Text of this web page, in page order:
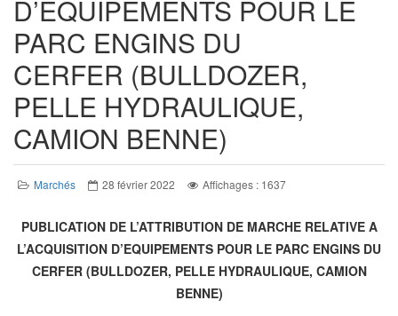
D’EQUIPEMENTS POUR LE
PARC ENGINS DU
CERFER (BULLDOZER,
PELLE HYDRAULIQUE,
CAMION BENNE)
Marchés 28 février 2022 Affichages : 1637
PUBLICATION DE L’ATTRIBUTION DE MARCHE RELATIVE A
L’ACQUISITION D’EQUIPEMENTS POUR LE PARC ENGINS DU
CERFER (BULLDOZER, PELLE HYDRAULIQUE, CAMION
BENNE)